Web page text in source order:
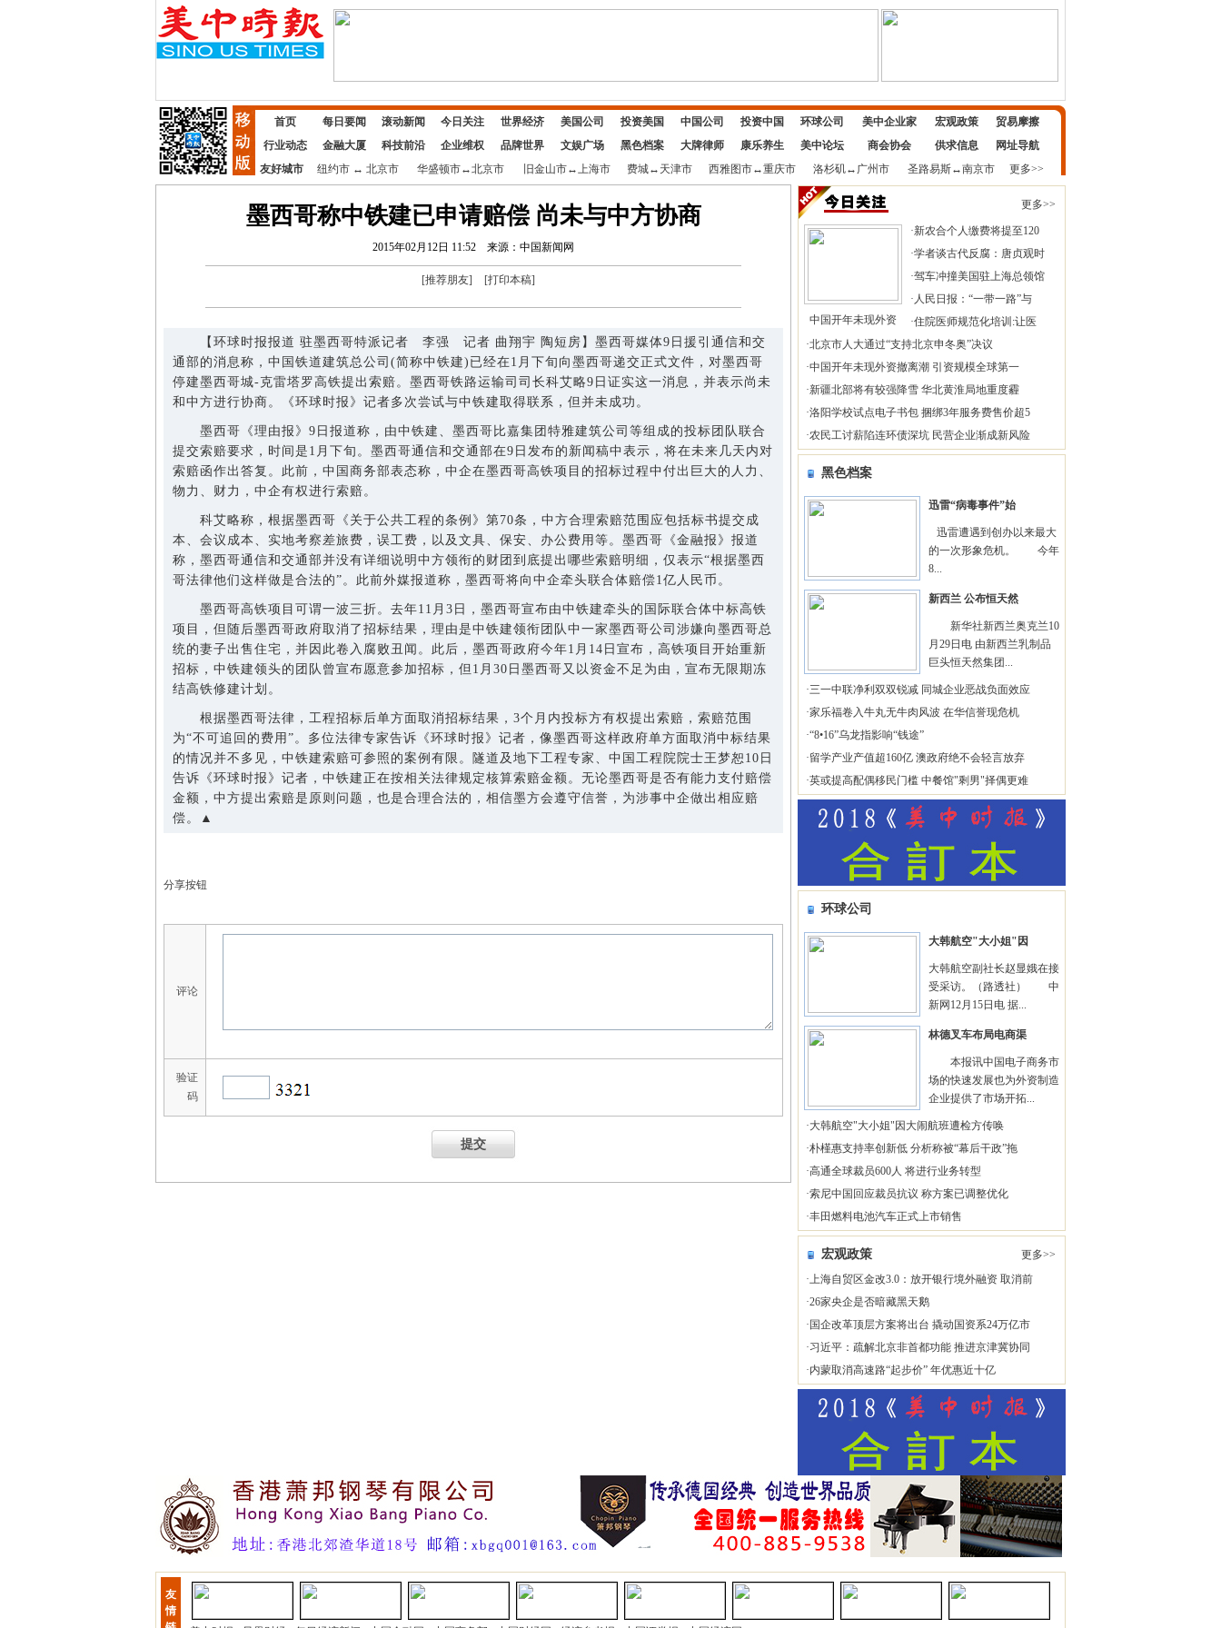
首页 每日要闻 滚动新闻 今日关注 世界经济 美国公司 投资美国 中国公司 投资中国 环球公司 美中企业家 宏观政策
贸易摩擦
行业动态
金融大厦 科技前沿 企业维权 品牌世界 文娱广场 黑色档案 大牌律师 康乐养生 美中论坛 商会协会 供求信息
网址导航
友好城市
纽约市↔ 北京市 华盛顿市↔北京市 旧金山市↔上海市 费城↔ 天津市 西雅图市↔重庆市 洛杉矶↔ 广州市 圣路易斯↔南京市 更多>>
墨西哥称中铁建已申请赔偿 尚未与中方协商
2015年02月12日 11:52 来源：中国新闻网
[推荐朋友] [打印本稿]
【环球时报报道 驻墨西哥特派记者 李强 记者 曲翔宇 陶短房】墨西哥媒体9日援引通信和交
通部的消息称，中国铁道建筑总公司(简称中铁建)已经在1月下旬向墨西哥递交正式文件，对墨西哥
停建墨西哥城-克雷塔罗高铁提出索赔。墨西哥铁路运输司司长科艾略9日证实这一消息，并表示尚未
和中方进行协商。《环球时报》记者多次尝试与中铁建取得联系，但并未成功。
墨西哥《理由报》9日报道称，由中铁建、墨西哥比嘉集团特雅建筑公司等组成的投标团队联合
提交索赔要求，时间是1月下旬。墨西哥通信和交通部在9日发布的新闻稿中表示，将在未来几天内对
索赔函作出答复。此前，中国商务部表态称，中企在墨西哥高铁项目的招标过程中付出巨大的人力、
物力、财力，中企有权进行索赔。
科艾略称，根据墨西哥《关于公共工程的条例》第70条，中方合理索赔范围应包括标书提交成
本、会议成本、实地考察差旅费，误工费，以及文具、保安、办公费用等。墨西哥《金融报》报道
称，墨西哥通信和交通部并没有详细说明中方领衔的财团到底提出哪些索赔明细，仅表示“根据墨西
哥法律他们这样做是合法的”。此前外媒报道称，墨西哥将向中企牵头联合体赔偿1亿人民币。
墨西哥高铁项目可谓一波三折。去年11月3日，墨西哥宣布由中铁建牵头的国际联合体中标高铁
项目，但随后墨西哥政府取消了招标结果，理由是中铁建领衔团队中一家墨西哥公司涉嫌向墨西哥总
统的妻子出售住宅，并因此卷入腐败丑闻。此后，墨西哥政府今年1月14日宣布，高铁项目开始重新
招标，中铁建领头的团队曾宣布愿意参加招标，但1月30日墨西哥又以资金不足为由，宣布无限期冻
结高铁修建计划。
根据墨西哥法律，工程招标后单方面取消招标结果，3个月内投标方有权提出索赔，索赔范围
为“不可追回的费用”。多位法律专家告诉《环球时报》记者，像墨西哥这样政府单方面取消中标结果
的情况并不多见，中铁建索赔可参照的案例有限。隧道及地下工程专家、中国工程院院士王梦恕10日
告诉《环球时报》记者，中铁建正在按相关法律规定核算索赔金额。无论墨西哥是否有能力支付赔偿
金额，中方提出索赔是原则问题，也是合理合法的，相信墨方会遵守信誉，为涉事中企做出相应赔
偿。▲
分享按钮
评论
验证
码
提交
更多>>
中国开年未现外资
·新农合个人缴费将提至120
·学者谈古代反腐：唐贞观时
·驾车冲撞美国驻上海总领馆
· 人民日报：“一带一路”与
·住院医师规范化培训:让医
·北京市人大通过“支持北京申冬奥”决议
·中国开年未现外资撤离潮 引资规模全球第一
·新疆北部将有较强降雪 华北黄淮局地重度霾
·洛阳学校试点电子书包 捆绑3年服务费售价超5
·农民工讨薪陷连环债深坑 民营企业渐成新风险
黑色档案
迅雷“病毒事件”始
迅雷遭遇到创办以来最大
的一次形象危机。 今年
8...
新西兰 公布恒天然
新华社新西兰奥克兰10
月29日电 由新西兰乳制品
巨头恒天然集团...
·三一中联净利双双锐减 同城企业恶战负面效应
·家乐福卷入牛丸无牛肉风波 在华信誉现危机
·“8•16”乌龙指影响“钱途”
·留学产业产值超160亿 澳政府绝不会轻言放弃
·英或提高配偶移民门槛 中餐馆"剩男"择偶更难
环球公司
大韩航空"大小姐"因
大韩航空副社长赵显娥在接
受采访。（路透社） 中
新网12月15日电 据...
林德叉车布局电商渠
本报讯中国电子商务市
场的快速发展也为外资制造
企业提供了市场开拓...
·大韩航空"大小姐"因大闹航班遭检方传唤
·朴槿惠支持率创新低 分析称被“幕后干政”拖
·高通全球裁员600人 将进行业务转型
·索尼中国回应裁员抗议 称方案已调整优化
·丰田燃料电池汽车正式上市销售
宏观政策
更多>>
·上海自贸区金改3.0：放开银行境外融资 取消前
·26家央企是否暗藏黑天鹅
· 国企改革顶层方案将出台 撬动国资系24万亿市
·习近平：疏解北京非首都功能 推进京津冀协同
·内蒙取消高速路“起步价” 年优惠近十亿
友
情